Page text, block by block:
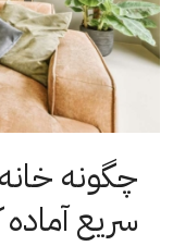
چگونه
سریع آماده